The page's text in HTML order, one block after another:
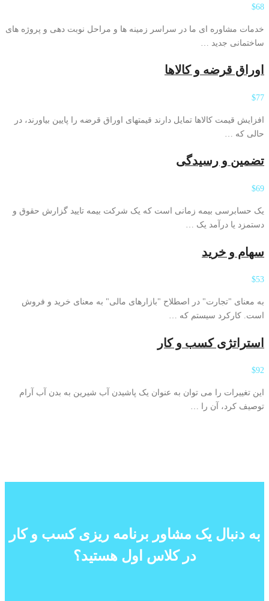
$68
خدمات مشاوره ای ما در سراسر زمینه ها و مراحل نوبت دهی و پروژه های
ساختمانی جدید …
اوراق قرضه و کالاها
$77
افزایش قیمت کالاها تمایل دارند قیمتهای اوراق قرضه را پایین بیاورند، در
حالی که …
تضمین و رسیدگی
$69
یک حسابرسی بیمه زمانی است که یک شرکت بیمه تایید گزارش حقوق و
دستمزد یا درآمد یک …
سهام و خرید
$53
به معنای "تجارت" در اصطلاح "بازارهای مالی" به معنای خرید و فروش
است. کارکرد سیستم که …
استراتژی کسب و کار
$92
این تغییرات را می توان به عنوان یک پاشیدن آب شیرین به بدن آب آرام
توصیف کرد، آن را …
به دنبال یک مشاور برنامه ریزی کسب و کار
در کلاس اول هستید؟